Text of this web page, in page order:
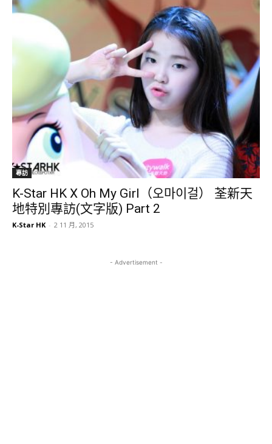
專訪
K-Star HK X Oh My Girl（오마이걸） 荃新天
地特別專訪(文字版) Part 2
K-Star HK - 2 11 月, 2015
- Advertisement -